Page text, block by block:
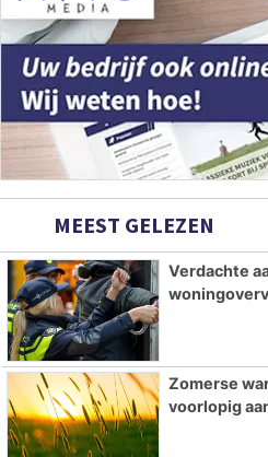
MEEST GELEZEN
Verdachte
Zomerse
voorlopig